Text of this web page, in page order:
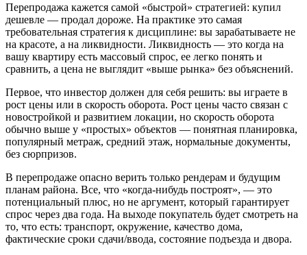
Перепродажа кажется самой «быстрой» стратегией: купил
дешевле — продал дороже. На практике это самая
требовательная стратегия к дисциплине: вы зарабатываете не
на красоте, а на ликвидности. Ликвидность — это когда на
вашу квартиру есть массовый спрос, ее легко понять и
сравнить, а цена не выглядит «выше рынка» без объяснений.
Первое, что инвестор должен для себя решить: вы играете в
рост цены или в скорость оборота. Рост цены часто связан с
новостройкой и развитием локации, но скорость оборота
обычно выше у «простых» объектов — понятная планировка,
популярный метраж, средний этаж, нормальные документы,
без сюрпризов.
В перепродаже опасно верить только рендерам и будущим
планам района. Все, что «когда-нибудь построят», — это
потенциальный плюс, но не аргумент, который гарантирует
спрос через два года. На выходе покупатель будет смотреть на
то, что есть: транспорт, окружение, качество дома,
фактические сроки сдачи/ввода, состояние подъезда и двора.